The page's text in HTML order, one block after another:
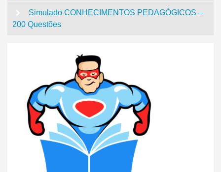
Simulado CONHECIMENTOS PEDAGÓGICOS –
200 Questões